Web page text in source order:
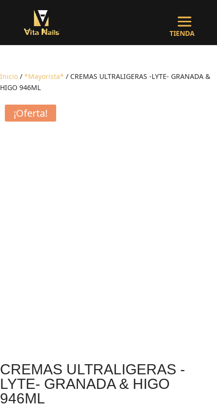
Inicio / *Mayorista* / CREMAS ULTRALIGERAS -LYTE- GRANADA &
HIGO 946ML
¡Oferta!
CREMAS ULTRALIGERAS -
LYTE- GRANADA & HIGO
946ML